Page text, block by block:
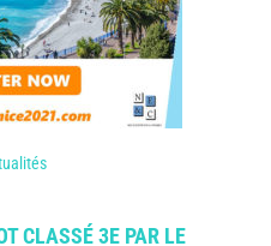
CLASSÉ 3E PAR LE